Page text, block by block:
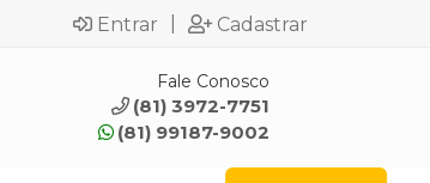
Entrar Cadastrar
Fale Conosco
(81) 3972-7751
(81) 99187-9002